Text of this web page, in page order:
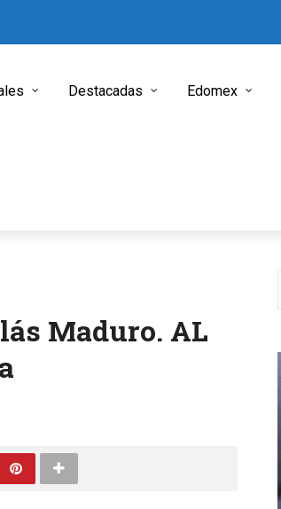
Destacadas Edomex
Maduro. AL